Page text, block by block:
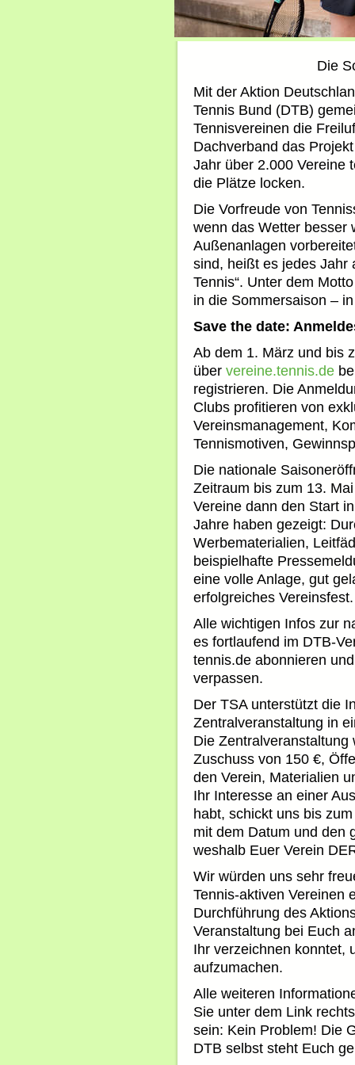
Die
Mit der Aktion
Tennis Bund (DTB)
Tennisvereinen die
Dachverband das
Jahr über 2.000 Vereine
die Plätze locken.
Die Vorfreude von
wenn das Wetter besser
Außenanlagen
sind, heißt es jedes Jahr
Tennis“. Unter dem
in die Sommersaison –
Save the date:
Ab dem 1. März und bis
über vereine.tennis.de
registrieren. Die
Clubs profitieren von
Vereinsmanagement,
Tennismotiven,
Die nationale
Zeitraum bis zum 13.
Vereine dann den Start
Jahre haben gezeigt:
Werbematerialien,
beispielhafte
eine volle Anlage, gut
erfolgreiches Vereinsfest.
Alle wichtigen Infos zur
es fortlaufend im DTB-
tennis.de abonnieren
verpassen.
Der TSA unterstützt die
Zentralveranstaltung in
Die
Zuschuss von 150 €,
den Verein, Materialien
Ihr Interesse an einer
habt, schickt uns bis
mit dem Datum und den
weshalb Euer Verein
Wir würden uns sehr
Tennis-aktiven Vereinen
Durchführung des
Veranstaltung bei Euch
Ihr verzeichnen konntet,
aufzumachen.
Alle weiteren
Sie unter dem Link
sein: Kein Problem! Die
DTB selbst steht Euch